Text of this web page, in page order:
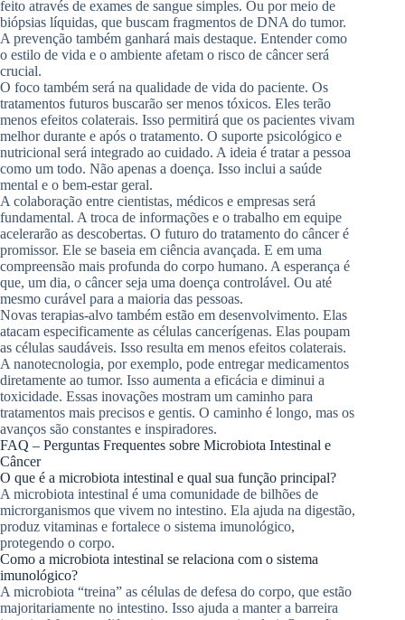
feito através de exames de sangue simples. Ou por meio de
biópsias líquidas, que buscam fragmentos de DNA do tumor.
A prevenção também ganhará mais destaque. Entender como
o estilo de vida e o ambiente afetam o risco de câncer será
crucial.
O foco também será na qualidade de vida do paciente. Os
tratamentos futuros buscarão ser menos tóxicos. Eles terão
menos efeitos colaterais. Isso permitirá que os pacientes vivam
melhor durante e após o tratamento. O suporte psicológico e
nutricional será integrado ao cuidado. A ideia é tratar a pessoa
como um todo. Não apenas a doença. Isso inclui a saúde
mental e o bem-estar geral.
A colaboração entre cientistas, médicos e empresas será
fundamental. A troca de informações e o trabalho em equipe
acelerarão as descobertas. O futuro do tratamento do câncer é
promissor. Ele se baseia em ciência avançada. E em uma
compreensão mais profunda do corpo humano. A esperança é
que, um dia, o câncer seja uma doença controlável. Ou até
mesmo curável para a maioria das pessoas.
Novas terapias-alvo também estão em desenvolvimento. Elas
atacam especificamente as células cancerígenas. Elas poupam
as células saudáveis. Isso resulta em menos efeitos colaterais.
A nanotecnologia, por exemplo, pode entregar medicamentos
diretamente ao tumor. Isso aumenta a eficácia e diminui a
toxicidade. Essas inovações mostram um caminho para
tratamentos mais precisos e gentis. O caminho é longo, mas os
avanços são constantes e inspiradores.
FAQ – Perguntas Frequentes sobre Microbiota Intestinal e
Câncer
O que é a microbiota intestinal e qual sua função principal?
A microbiota intestinal é uma comunidade de bilhões de
microrganismos que vivem no intestino. Ela ajuda na digestão,
produz vitaminas e fortalece o sistema imunológico,
protegendo o corpo.
Como a microbiota intestinal se relaciona com o sistema
imunológico?
A microbiota “treina” as células de defesa do corpo, que estão
majoritariamente no intestino. Isso ajuda a manter a barreira